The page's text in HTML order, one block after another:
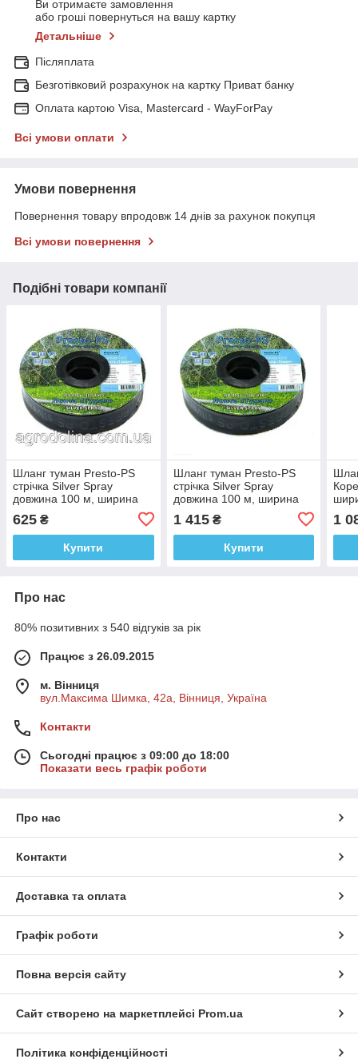
Ви отримаєте замовлення
або гроші повернуться на вашу картку
Детальніше
Післяплата
Безготівковий розрахунок на картку Приват банку
Оплата картою Visa, Mastercard - WayForPay
Всі умови оплати
Умови повернення
Повернення товару впродовж 14 днів за рахунок покупця
Всі умови повернення
Подібні товари компанії
Шланг туман Presto-PS
стрічка Silver Spray
довжина 100 м, ширина
поливу 6 м, діаметр 32 мм
625 ₴
Купити
Шланг туман Presto-PS
стрічка Silver Spray
довжина 100 м, ширина
поливу 10 м, діаметр 45
мм
1 415₴
Купити
1
Про нас
80% позитивних з 540 відгуків за рік
Працює з 26.09.2015
м. Вінниця
вул.Максима Шимка, 42а, Вінниця, Україна
Контакти
Сьогодні працює з 09:00 до 18:00
Показати весь графік роботи
Про нас
Контакти
Доставка та оплата
Графік роботи
Повна версія сайту
Сайт створено на маркетплейсі Prom.ua
Політика конфіденційності